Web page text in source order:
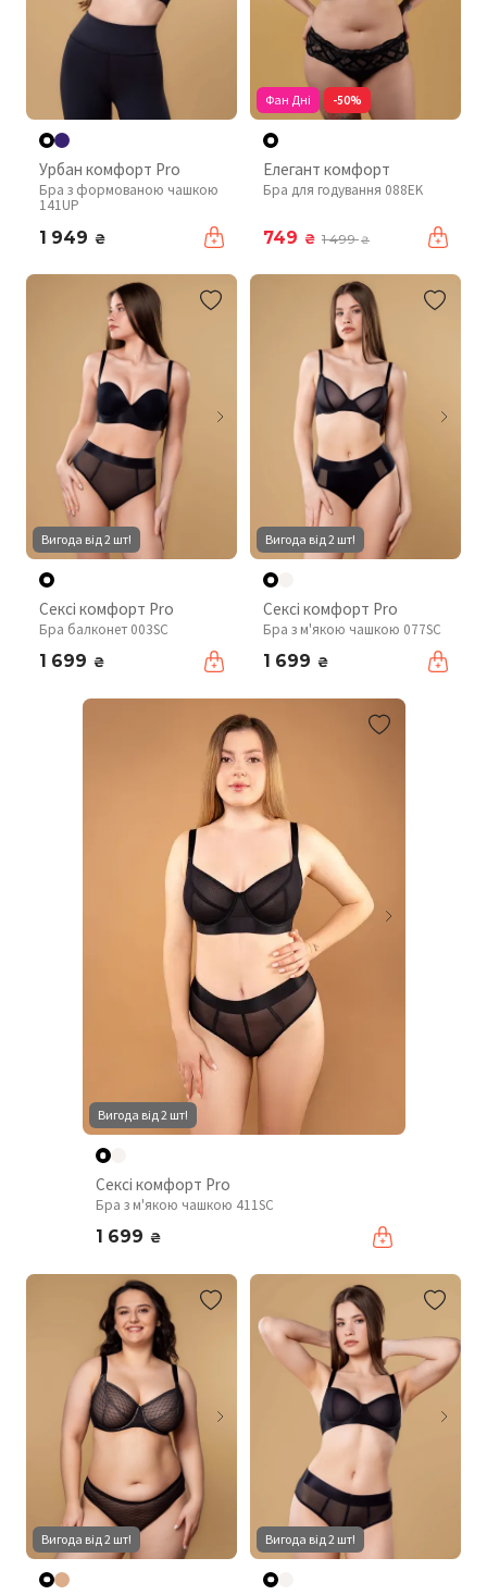
Урбан комфорт Pro
Бра з формованою чашкою
141UP
1 949 ₴
Фан Дні -50%
Елегант комфорт
Бра для годування 088EK
749 ₴ 1 499₴
Вигода від 2 шт!
Сексі комфорт Pro
Бра балконет 003SC
1 699 ₴
Вигода від 2 шт!
Сексі комфорт Pro
Бра з м'якою чашкою 077SC
1 699 ₴
Вигода від 2 шт!
Сексі комфорт Pro
Бра з м'якою чашкою 411SC
1 699 ₴
Вигода від 2 шт! Вигода від 2 шт!